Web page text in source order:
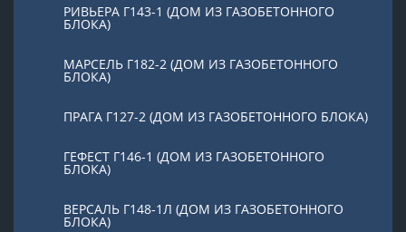
РИВЬЕРА Г143-1 (ДОМ ИЗ ГАЗОБЕТОННОГО
БЛОКА)
МАРСЕЛЬ Г182-2 (ДОМ ИЗ ГАЗОБЕТОННОГО
БЛОКА)
ПРАГА Г127-2 (ДОМ ИЗ ГАЗОБЕТОННОГО БЛОКА)
ГЕФЕСТ Г146-1 (ДОМ ИЗ ГАЗОБЕТОННОГО
БЛОКА)
ВЕРСАЛЬ Г148-1Л (ДОМ ИЗ ГАЗОБЕТОННОГО
БЛОКА)